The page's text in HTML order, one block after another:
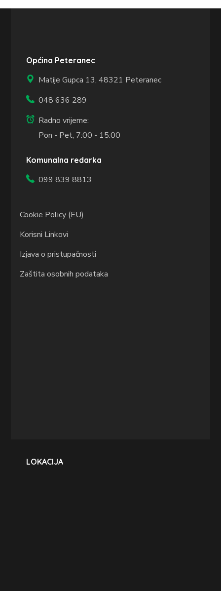
Općina Peteranec
Matije Gupca 13,48321 Peteranec
048 636 289
Radno vrijeme:
Pon - Pet, 7:00 - 15:00
Komunalna redarka
099 839 8813
Cookie Policy (EU)
Korisni Linkovi
Izjava o pristupačnosti
Zaštita osobnih podataka
LOKACIJA